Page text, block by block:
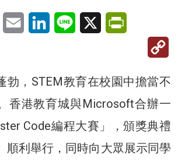
WeChatEmail LinkedInLine X
勃，STEM教育在校園中擔當不
香港教育城與Microsoft合辦一
Code編程大賽」，頒獎典禮
順利舉行，同時向大眾展示同學